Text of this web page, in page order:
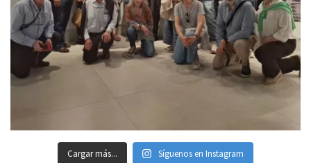
Cargar más... Síguenos en Instagram